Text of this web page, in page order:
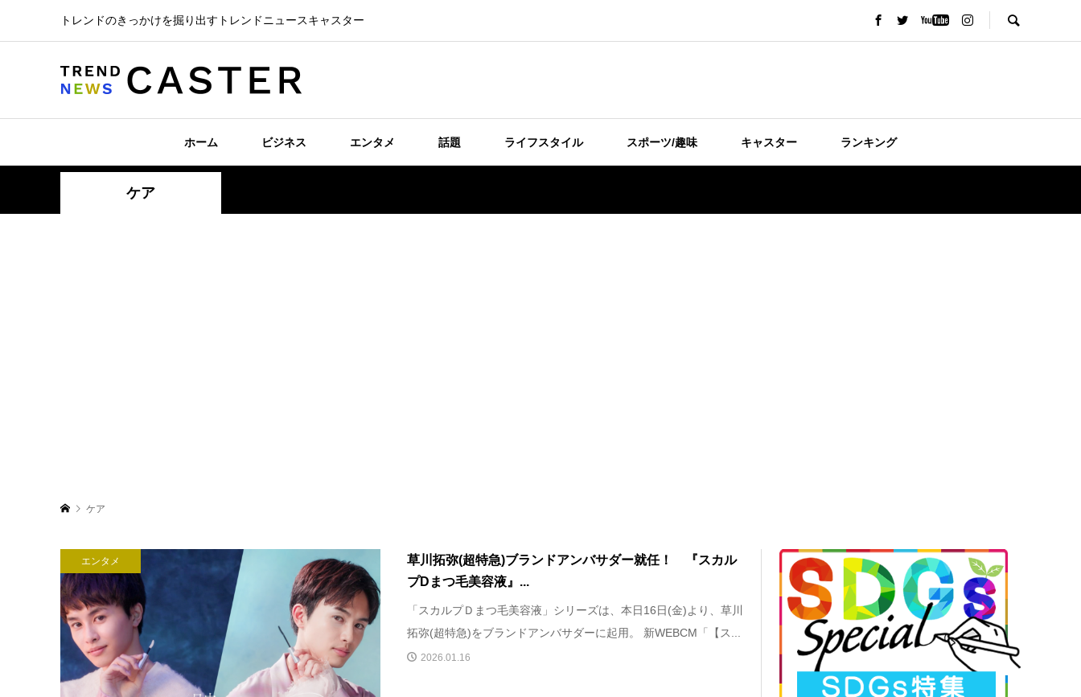
トレンドのきっかけを掘り出すトレンドニュースキャスター
ホーム ビジネス エンタメ 話題 ライフスタイル スポーツ/趣味 キャスター ランキング
ケア
ケア
エンタメ
草川拓弥(超特急)ブランドアンバサダー就任！ 『スカル
プDまつ毛美容液』...
「スカルプＤまつ毛美容液」シリーズは、本日16日(金)より、草川
拓弥(超特急)をブランドアンバサダーに起用。 新WEBCM「【ス...
2026.01.16